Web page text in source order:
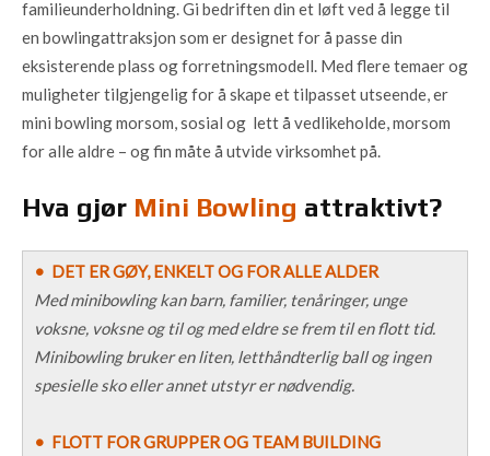
familieunderholdning. Gi bedriften din et løft ved å legge til
en bowlingattraksjon som er designet for å passe din
eksisterende plass og forretningsmodell. Med flere temaer og
muligheter tilgjengelig for å skape et tilpasset utseende, er
mini bowling morsom, sosial og lett å vedlikeholde, morsom
for alle aldre – og fin måte å utvide virksomhet på.
Hva gjør Mini Bowling attraktivt?
• DET ER GØY, ENKELT OG FOR ALLE ALDER
Med minibowling kan barn, familier, tenåringer, unge
voksne, voksne og til og med eldre se frem til en flott tid.
Minibowling bruker en liten, letthåndterlig ball og ingen
spesielle sko eller annet utstyr er nødvendig.
• FLOTT FOR GRUPPER OG TEAM BUILDING